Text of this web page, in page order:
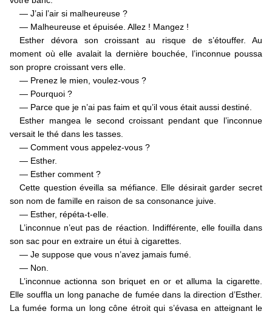
— J’ai l’air si malheureuse ?
— Malheureuse et épuisée. Allez ! Mangez !
Esther dévora son croissant au risque de s’étouffer. Au
moment où elle avalait la dernière bouchée, l’inconnue poussa
son propre croissant vers elle.
— Prenez le mien, voulez-vous ?
— Pourquoi ?
— Parce que je n’ai pas faim et qu’il vous était aussi destiné.
Esther mangea le second croissant pendant que l’inconnue
versait le thé dans les tasses.
— Comment vous appelez-vous ?
— Esther.
— Esther comment ?
Cette question éveilla sa méfiance. Elle désirait garder secret
son nom de famille en raison de sa consonance juive.
— Esther, répéta-t-elle.
L’inconnue n’eut pas de réaction. Indifférente, elle fouilla dans
son sac pour en extraire un étui à cigarettes.
— Je suppose que vous n’avez jamais fumé.
— Non.
L’inconnue actionna son briquet en or et alluma la cigarette.
Elle souffla un long panache de fumée dans la direction d’Esther.
La fumée forma un long cône étroit qui s’évasa en atteignant le